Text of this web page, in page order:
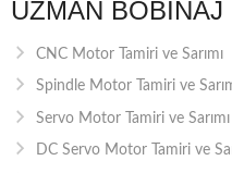
UZMAN BOBINAJ
CNC Motor Tamiri ve Sarımı
Spindle Motor Tamiri ve
Servo Motor Tamiri ve Sarımı
DC Servo Motor Tamiri ve